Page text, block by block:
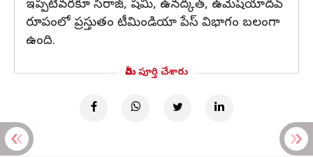
ఇప్పటివరకూ సిరాజ్, షమీ, ఉనద్కత్, ఉమేష్‌యాదవ్
రూపంలో ప్రస్తుతం టీమిండియా పేస్ విభాగం బలంగా
ఉంది.
మీరు పూర్తి చేశారు